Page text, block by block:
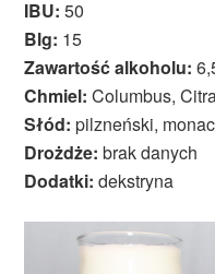
IBU: 50
Blg: 15
Zawartość alkoholu:
Chmiel: Columbus,
Słód: pilzneński,
Drożdże: brak danych
Dodatki: dekstryna